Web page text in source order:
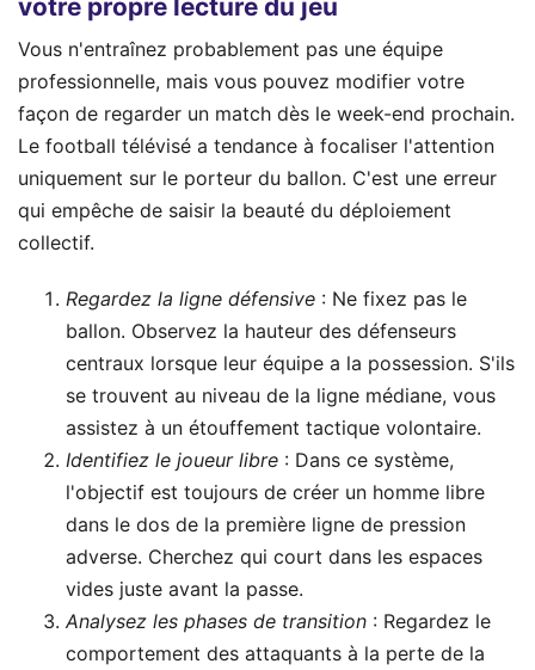
votre propre lecture du jeu
Vous n'entraînez probablement pas une équipe
professionnelle, mais vous pouvez modifier votre
façon de regarder un match dès le week-end prochain.
Le football télévisé a tendance à focaliser l'attention
uniquement sur le porteur du ballon. C'est une erreur
qui empêche de saisir la beauté du déploiement
collectif.
Regardez la ligne défensive : Ne fixez pas le
ballon. Observez la hauteur des défenseurs
centraux lorsque leur équipe a la possession. S'ils
se trouvent au niveau de la ligne médiane, vous
assistez à un étouffement tactique volontaire.
Identifiez le joueur libre : Dans ce système,
l'objectif est toujours de créer un homme libre
dans le dos de la première ligne de pression
adverse. Cherchez qui court dans les espaces
vides juste avant la passe.
Analysez les phases de transition : Regardez le
comportement des attaquants à la perte de la